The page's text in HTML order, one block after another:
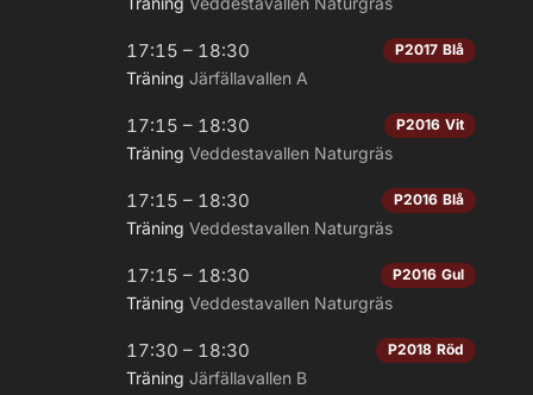
17:15 – 18:30 P2017 Blå
Träning Järfällavallen A
17:15 – 18:30 P2016 Vit
Träning Veddestavallen Naturgräs
17:15 – 18:30 P2016 Blå
Träning Veddestavallen Naturgräs
17:15 – 18:30 P2016 Gul
Träning Veddestavallen Naturgräs
17:30 – 18:30 P2018 Röd
Träning Järfällavallen B